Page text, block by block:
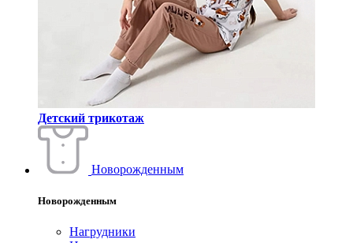
Детский трикотаж
Новорожденным
Новорожденным
Нагрудники